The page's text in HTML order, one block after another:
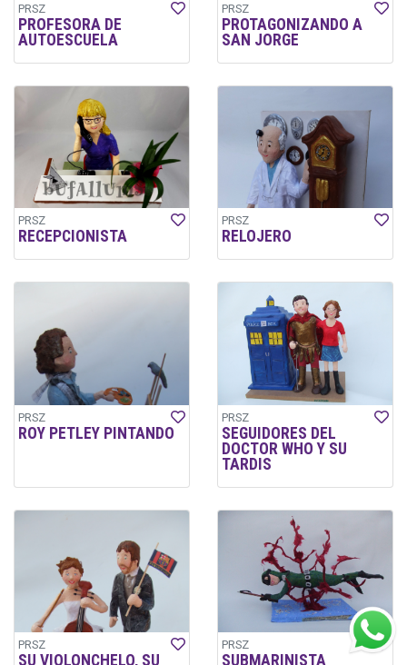
PRSZ
PROFESORA DE
AUTOESCUELA
PRSZ
PROTAGONIZANDO A
SAN JORGE
PRSZ
RECEPCIONISTA
PRSZ
RELOJERO
PRSZ
ROY PETLEY PINTANDO
PRSZ
SEGUIDORES DEL
DOCTOR WHO Y SU
TARDIS
PRSZ
SU VIOLONCHELO, SU
PRSZ
SUBMARINISTA